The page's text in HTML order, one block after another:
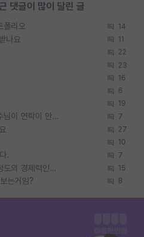
댓글이 많이 달린 글
폴리오 14
나요 11
22
23
16
6
19
석박사 과정 합격하고, 컨택했던교수님이 연락이 안됩니다... 7
27
10
. 7
박사진학하기에 2억은 괜찮은 (?) 정도의 경제력인가요 15
는거임? 8